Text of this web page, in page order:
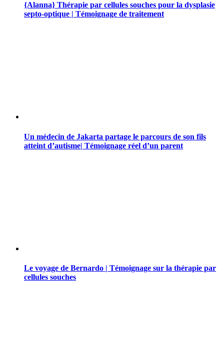
{Alanna} Thérapie par cellules souches pour la dysplasie
septo-optique | Témoignage de traitement
Un médecin de Jakarta partage le parcours de son fils
atteint d’autisme| Témoignage réel d’un parent
Le voyage de Bernardo | Témoignage sur la thérapie par
cellules souches